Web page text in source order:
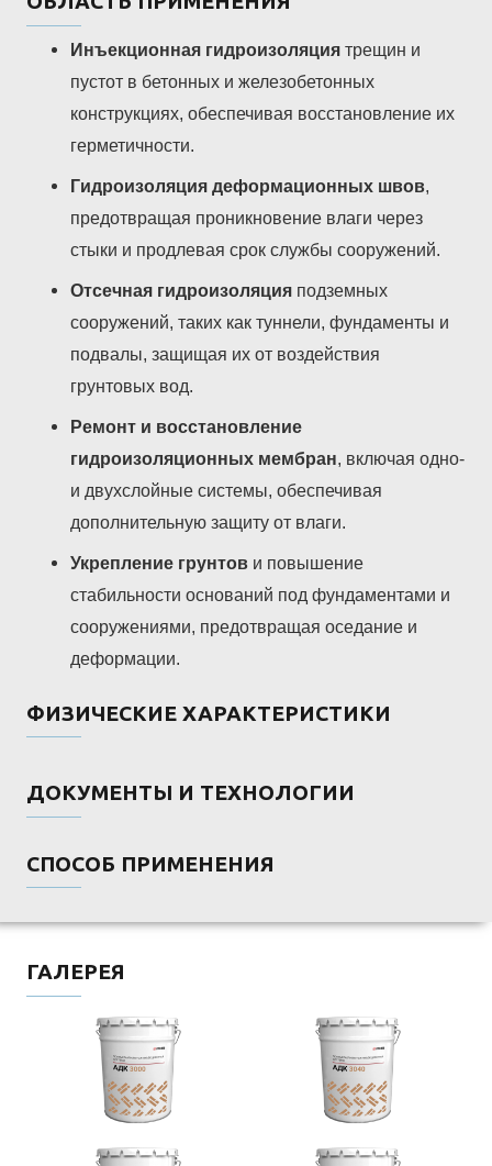
Инъекционная гидроизоляция трещин и
пустот в бетонных и железобетонных
конструкциях, обеспечивая восстановление их
герметичности.
Гидроизоляция деформационных швов,
предотвращая проникновение влаги через
стыки и продлевая срок службы сооружений.
Отсечная гидроизоляция подземных
сооружений, таких как туннели, фундаменты и
подвалы, защищая их от воздействия
грунтовых вод.
Ремонт и восстановление
гидроизоляционных мембран, включая одно-
и двухслойные системы, обеспечивая
дополнительную защиту от влаги.
Укрепление грунтов и повышение
стабильности оснований под фундаментами и
сооружениями, предотвращая оседание и
деформации.
ФИЗИЧЕСКИЕ ХАРАКТЕРИСТИКИ
ДОКУМЕНТЫ И ТЕХНОЛОГИИ
СПОСОБ ПРИМЕНЕНИЯ
ГАЛЕРЕЯ